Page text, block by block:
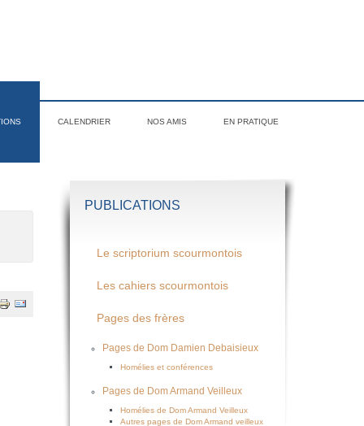
CALENDRIER NOS AMIS EN PRATIQUE
PUBLICATIONS
Le scriptorium scourmontois
Les cahiers scourmontois
Pages des frères
Pages de Dom Damien Debaisieux
Homélies et conférences
Pages de Dom Armand Veilleux
Homélies de Dom Armand Veilleux
Autres pages de Dom Armand veilleux